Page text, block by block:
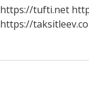
https://tufti.net
https://